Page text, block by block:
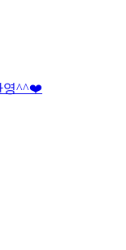
영^^❤️